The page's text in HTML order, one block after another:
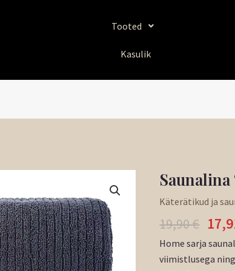
Tooted
Kasulik
Käterätikud ja
19,90€
oli:
Home sarja
viimistlusega
Saunalina
Home"
tumehall
kogus